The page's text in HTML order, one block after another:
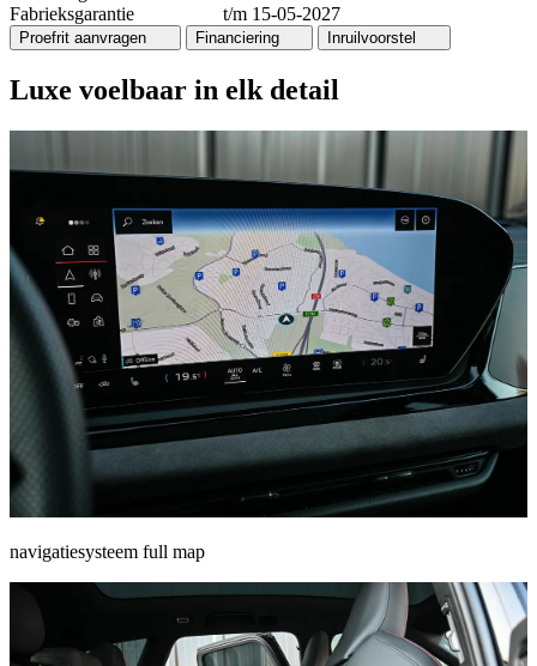
Fabrieksgarantie
t/m 15-05-2027
Proefrit aanvragen Financiering Inruilvoorstel
Luxe voelbaar in elk detail
navigatiesysteem full map